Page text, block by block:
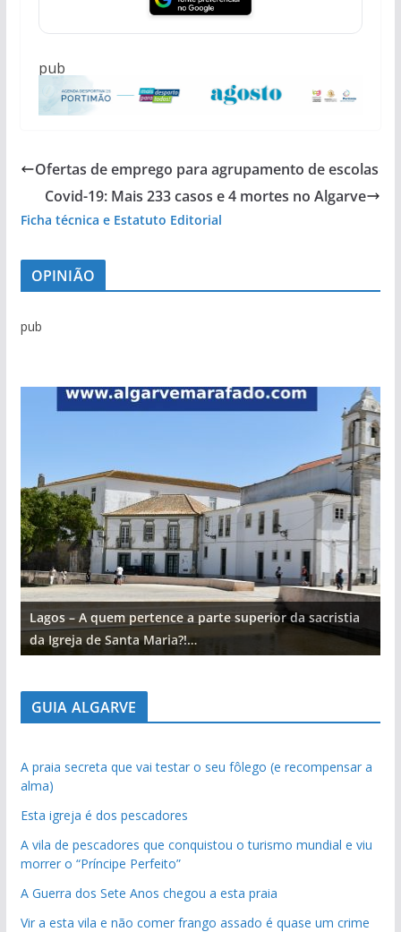
pub
Ofertas de emprego para agrupamento de escolas
Covid-19: Mais 233 casos e 4 mortes no Algarve
Ficha técnica e Estatuto Editorial
OPINIÃO
pub
Lagos – A quem pertence a parte superior da sacristia
da Igreja de Santa Maria?!…
GUIA ALGARVE
A praia secreta que vai testar o seu fôlego (e recompensar a
alma)
Esta igreja é dos pescadores
A vila de pescadores que conquistou o turismo mundial e viu
morrer o “Príncipe Perfeito”
A Guerra dos Sete Anos chegou a esta praia
Vir a esta vila e não comer frango assado é quase um crime